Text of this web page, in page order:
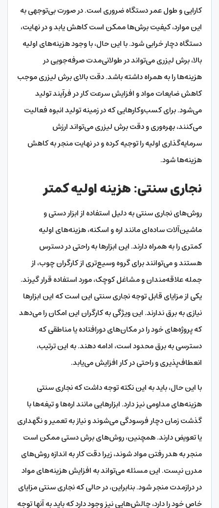
کارایی و طول عمر دستگاه ضروری است. در صورت بی‌توجهی به
این موارد، کیفیت برش‌ها ممکن است کاهش یابد و در نهایت،
دستگاه دچار خرابی شود. با این حال، با وجود هزینه‌های اولیه
بالا، برش لیزری می‌تواند در طولانی‌مدت صرفه‌جویی در
هزینه‌ها را به همراه داشته باشد. دقت بالای برش لیزری موجب
کاهش ضایعات مواد و افزایش سرعت کار در فرآیند تولید
می‌شود. برای کسب‌وکارهایی که در زمینه تولید انبوه فعالیت
می‌کنند، بهره‌وری و دقت برش لیزری می‌تواند ارزش
سرمایه‌گذاری اولیه را توجیه کرده و در نهایت منجر به کاهش
هزینه‌ها شود.
نجاری سنتی: هزینه اولیه کمتر
روش‌های نجاری سنتی به دلیل استفاده از ابزار دستی و
ماشین‌آلات ساده‌ای مانند اره و اسکنه، هزینه‌های اولیه
کمتری را به همراه دارند. این ابزارها به راحتی در دسترس
هستند و می‌توانند برای گروه وسیع‌تری از کارگران چوب، از
جمله علاقه‌مندان و مشاغل کوچک، مورد استفاده قرار گیرند.
یکی از مزایای قابل توجه نجاری سنتی این است که این ابزارها
نیازی به برق ندارند. این ویژگی به کارگران این امکان را می‌دهد
که پروژه‌های خود را در مکان‌های دورافتاده یا مناطقی که
دسترسی به برق محدود است، ادامه دهند. به این ترتیب،
انعطاف‌پذیری و راحتی در کار افزایش می‌یابد.
با این حال، باید به این نکته توجه داشت که نجاری سنتی
هزینه‌های مداومی نیز دارد. ابزارهایی مانند اره‌ها و تیغه‌ها با
گذشت زمان دچار فرسودگی می‌شوند و نیاز به تعمیر و نگهداری
یا تعویض دارند. همچنین، روش‌های برش دستی ممکن است
منجر به هدر رفتن مواد شوند، زیرا دقت کار به اندازه روش‌های
مدرن نیست. این مسئله می‌تواند به افزایش هزینه‌های مواد
در درازمدت منجر شود. بنابراین، در حالی که نجاری سنتی مزایای
خاص خود را دارد، چالش‌هایی نیز وجود دارد که باید به آنها توجه